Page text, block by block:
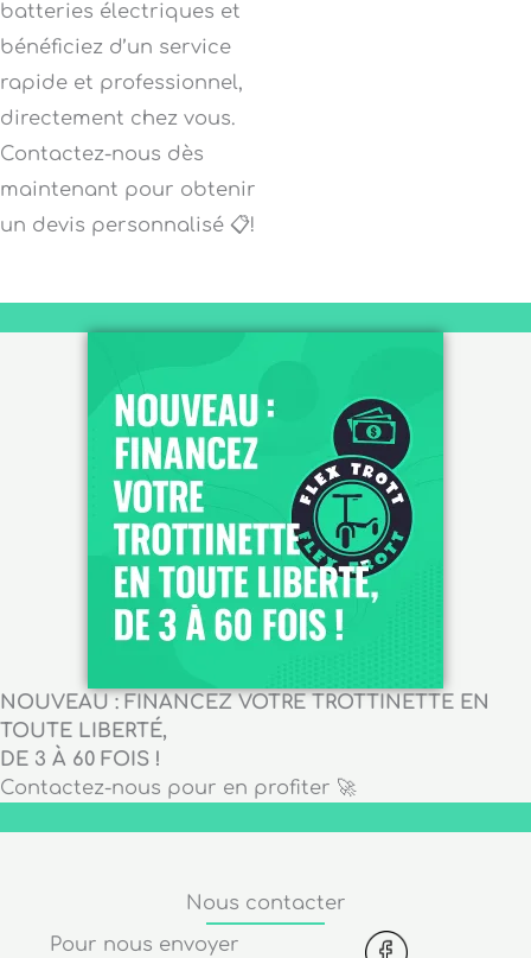
batteries électriques et
bénéficiez d’un service
rapide et professionnel,
directement chez vous.
Contactez-nous dès
maintenant pour obtenir
un devis personnalisé 📋!
NOUVEAU : FINANCEZ VOTRE TROTTINETTE EN
TOUTE LIBERTÉ,
DE 3 À 60 FOIS !
Contactez-nous pour en profiter 🚀
Nous contacter
Pour nous envoyer